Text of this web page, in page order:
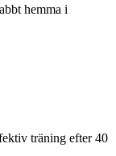
hemma i
träning efter 40